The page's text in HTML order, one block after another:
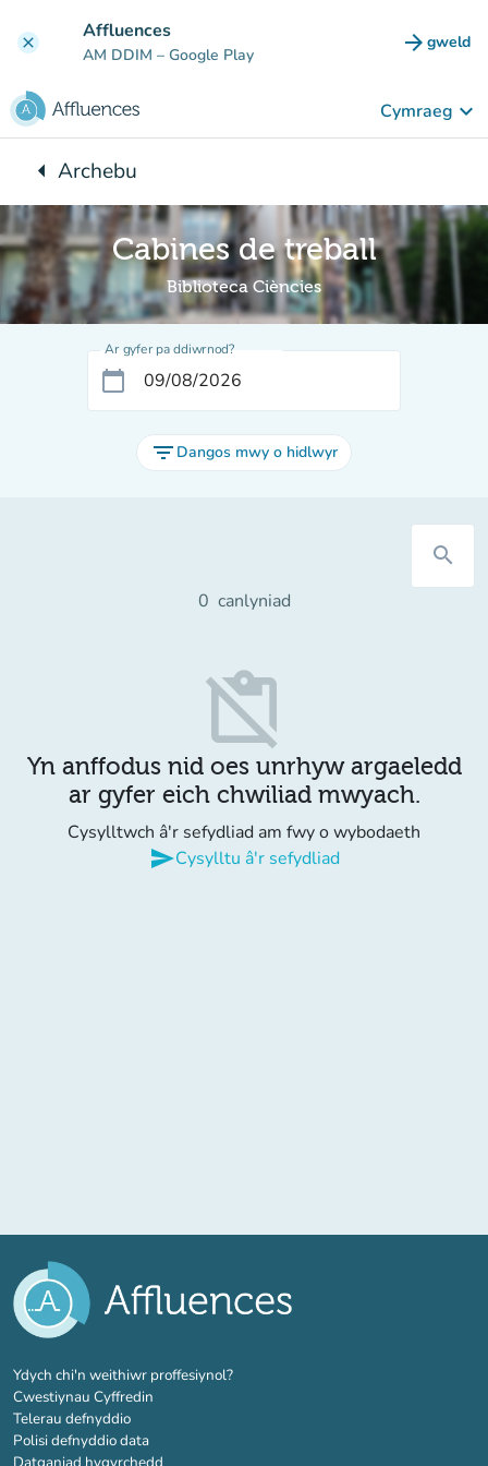
clear Affluences
AM DDIM – Google Play arrow_forward gweld
(tab
Cymraeg keyboard_arrow_down
arrow_leftYn ôl i:
Archebu
Cabines de treball
Biblioteca Ciències
Ar gyfer pa ddiwrnod?
calendar_today
filter_list Dangos mwy o hidlwyr
search
0 canlyniad
content_paste_off
Yn anffodus nid oes unrhyw argaeledd
ar gyfer eich chwiliad mwyach.
Cysylltwch â'r sefydliad am fwy o wybodaeth
sendCysylltu â'r sefydliad
Ydych chi'n weithiwr proffesiynol?(tab newydd)
Cwestiynau Cyffredin
Telerau defnyddio
Polisi defnyddio data